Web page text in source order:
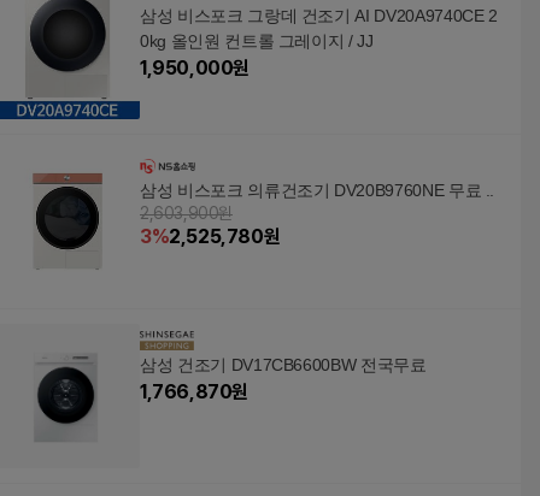
삼성 비스포크 그랑데 건조기 AI DV20A9740CE 2
0kg 올인원 컨트롤 그레이지 / JJ
1,950,000원
삼성 비스포크 의류건조기 DV20B9760NE 무료 ..
2,603,900원
3%2,525,780원
삼성 건조기 DV17CB6600BW 전국무료
1,766,870원